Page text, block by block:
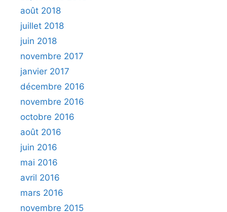
août 2018
juillet 2018
juin 2018
novembre 2017
janvier 2017
décembre 2016
novembre 2016
octobre 2016
août 2016
juin 2016
mai 2016
avril 2016
mars 2016
novembre 2015